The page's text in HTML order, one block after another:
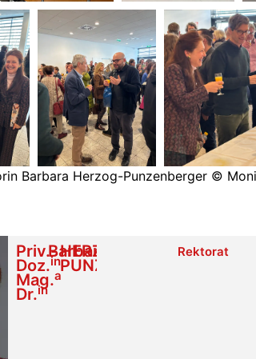
Barbara Herzog-Punzenberger ©
Priv.-
Doz.in
Mag.a
Dr.in
Barbara
HERZOG-
PUNZENBERGER
Rektorat